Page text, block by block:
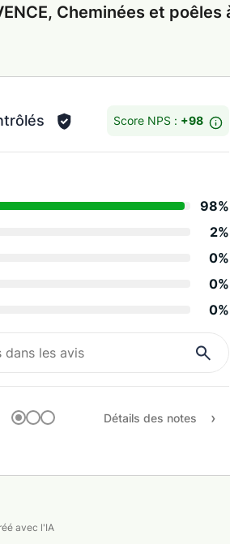
Cheminées et
Score NPS : +98
98%
2%
0%
0%
0%
Détails des notes
avec l'IA